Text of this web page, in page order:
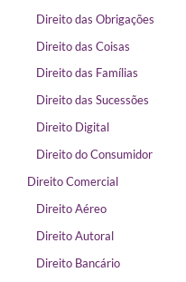
Direito das Obrigações
Direito das Coisas
Direito das Famílias
Direito das Sucessões
Direito Digital
Direito do Consumidor
Direito Comercial
Direito Aéreo
Direito Autoral
Direito Bancário